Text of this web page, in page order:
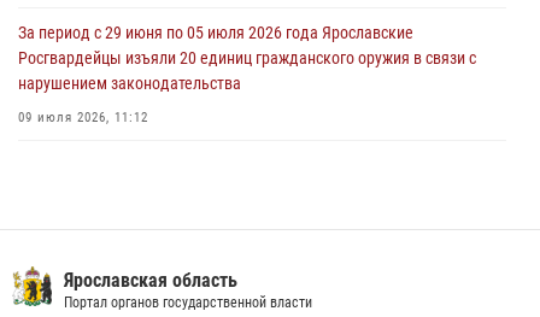
За период с 29 июня по 05 июля 2026 года Ярославские
Росгвардейцы изъяли 20 единиц гражданского оружия в связи с
нарушением законодательства
09 июля 2026, 11:12
Центральный округ Росгвардии отмечает 105-летие
15 июля 2026, 11:06
Ярославская область
Портал органов государственной власти